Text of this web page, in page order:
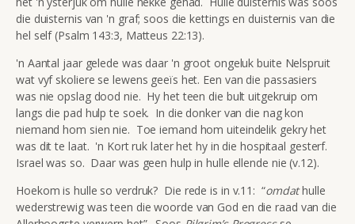
die duisternis van 'n graf; soos die kettings en duisternis van die
hel self (Psalm 143:3, Matteus 22:13).
'n Aantal jaar gelede was daar 'n groot ongeluk buite Nelspruit
wat vyf skoliere se lewens geeïs het. Een van die passasiers
was nie opslag dood nie. Hy het teen die bult uitgekruip om
langs die pad hulp te soek. In die donker van die nag kon
niemand hom sien nie. Toe iemand hom uiteindelik gekry het
was dit te laat. 'n Kort ruk later het hy in die hospitaal gesterf.
Israel was so. Daar was geen hulp in hulle ellende nie (v.12).
Hoekom is hulle so verdruk? Die rede is in v.11: “omdathulle
wederstrewig was teen die woorde van God en die raad van die